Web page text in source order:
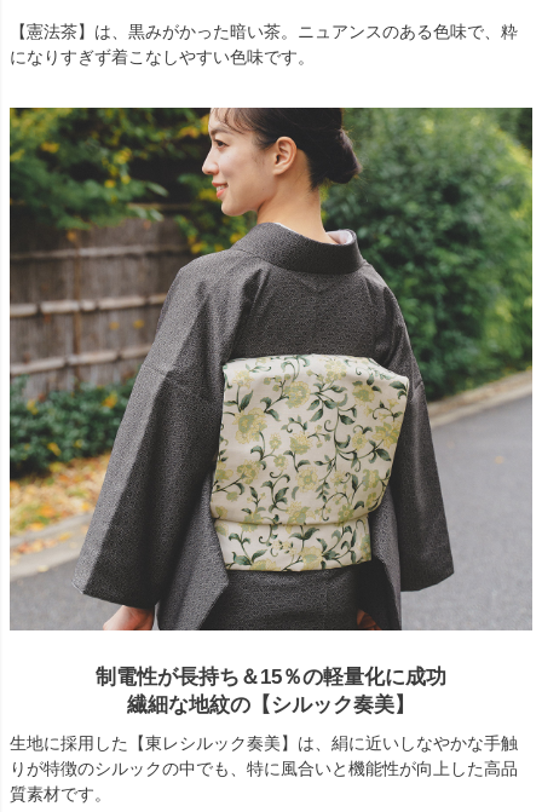
【憲法茶】は、黒みがかった暗い茶。ニュアンスのある色味で、粋
になりすぎず着こなしやすい色味です。
制電性が長持ち＆15％の軽量化に成功
繊細な地紋の【シルック奏美】
生地に採用した【東レシルック奏美】は、絹に近いしなやかな手触
りが特徴のシルックの中でも、特に風合いと機能性が向上した高品
質素材です。